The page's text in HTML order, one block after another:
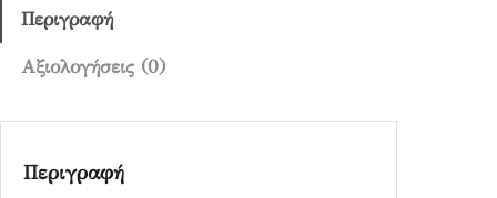
3
σ
Περιγραφή
Αξιολογήσεις (0)
Περιγραφή